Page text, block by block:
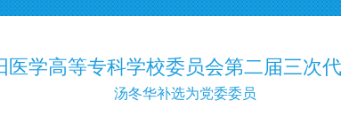
医学高等专科学校委员会第二届三次
汤冬华补选为党委委员